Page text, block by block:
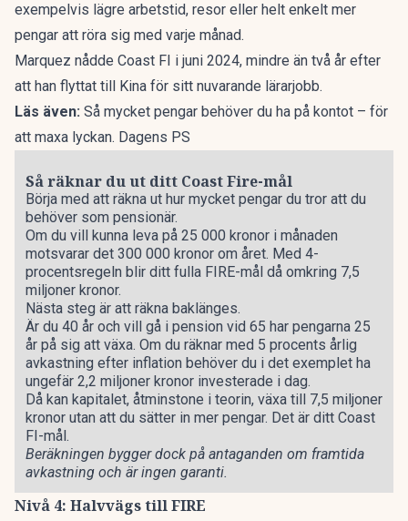
exempelvis lägre arbetstid, resor eller helt enkelt mer
pengar att röra sig med varje månad.
Marquez nådde Coast FI i juni 2024, mindre än två år efter
att han flyttat till Kina för sitt nuvarande lärarjobb.
Läs även: Så mycket pengar behöver du ha på kontot – för
att maxa lyckan. Dagens PS
Så räknar du ut ditt Coast Fire-mål
Börja med att räkna ut hur mycket pengar du tror att du
behöver som pensionär.
Om du vill kunna leva på 25 000 kronor i månaden
motsvarar det 300 000 kronor om året. Med 4-
procentsregeln blir ditt fulla FIRE-mål då omkring 7,5
miljoner kronor.
Nästa steg är att räkna baklänges.
Är du 40 år och vill gå i pension vid 65 har pengarna 25
år på sig att växa. Om du räknar med 5 procents årlig
avkastning efter inflation behöver du i det exemplet ha
ungefär 2,2 miljoner kronor investerade i dag.
Då kan kapitalet, åtminstone i teorin, växa till 7,5 miljoner
kronor utan att du sätter in mer pengar. Det är ditt Coast
FI-mål.
Beräkningen bygger dock på antaganden om framtida
avkastning och är ingen garanti.
Nivå 4: Halvvägs till FIRE